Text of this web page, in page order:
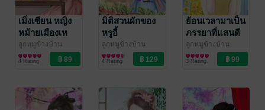
เมิ่งเซียน หญิง
หม้ายเมืองเห
ยียน
ลูกหมูข้างบ้าน
นิยายรักจีนโบราณ
4 Rating
มิติสวนผักของ
หรูอี้
ลูกหมูข้างบ้าน
นิยายรักจีนโบราณ
4 Rating
ย้อนเวลามาเป็น
ภรรยาที่แสนดี
ยุค80
ลูกหมูข้างบ้าน
นิยายรักจีนโบราณ
3 Rating